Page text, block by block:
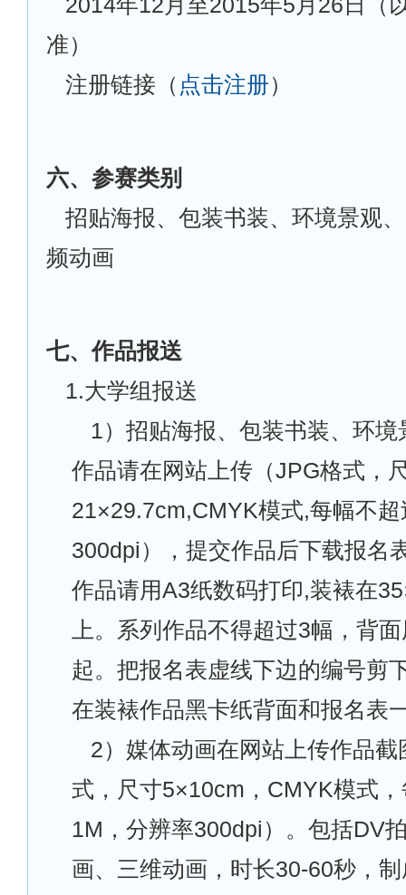
准）
注册链接（ 点击注册）
六、参赛类别
招贴海报、包装书装、环境景观
频动画
七、作品报送
1.大学组报送
1）招贴海报、包装书装、环
作品请在网站上传（JPG格式，
21×29.7cm,CMYK模式,每幅不
300dpi），提交作品后下载报名
作品请用A3纸数码打印,装裱在
上。系列作品不得超过3幅，背
起。把报名表虚线下边的编号剪
在装裱作品黑卡纸背面和报名表
2）媒体动画在网站上传作品
式，尺寸5×10cm，CMYK模式
1M，分辨率300dpi）。包括DV
画、三维动画，时长30-60秒，